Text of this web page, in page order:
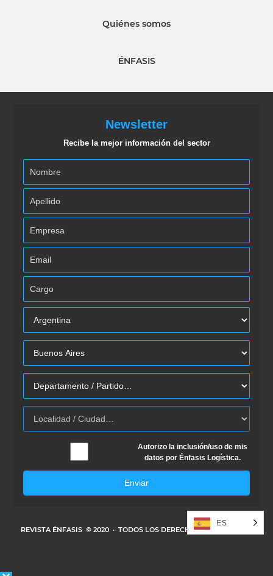
Quiénes somos
ÉNFASIS
Newsletter
Recibe la mejor información del sector
Autorizo la inclusión/uso de mis
datos por Énfasis Logística.
Enviar
REVISTA ÉNFASIS © 2020 · TODOS LOS DERECHOS RESERVADOS
ES